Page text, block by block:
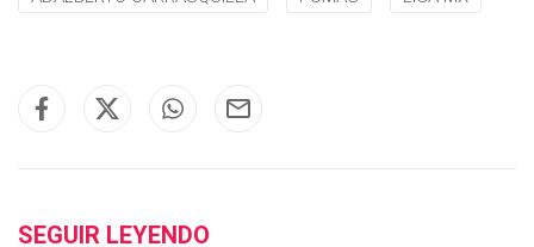
SEGUIR LEYENDO